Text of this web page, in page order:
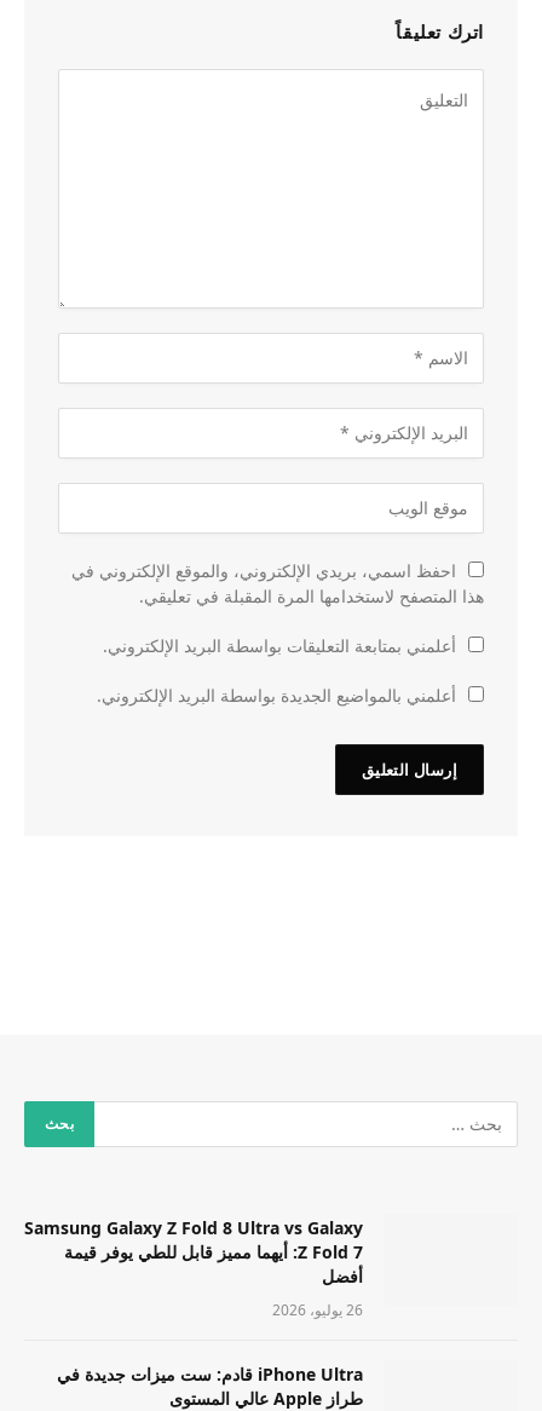
اترك تعليقاً
احفظ اسمي، بريدي الإلكتروني، والموقع الإلكتروني في
هذا المتصفح لاستخدامها المرة المقبلة في تعليقي.
أعلمني بمتابعة التعليقات بواسطة البريد الإلكتروني.
أعلمني بالمواضيع الجديدة بواسطة البريد الإلكتروني.
Samsung Galaxy Z Fold 8 Ultra vs Galaxy
Z Fold 7: أيهما مميز قابل للطي يوفر قيمة
أفضل
26 يوليو، 2026
iPhone Ultra قادم: ست ميزات جديدة في
طراز Apple عالي المستوى